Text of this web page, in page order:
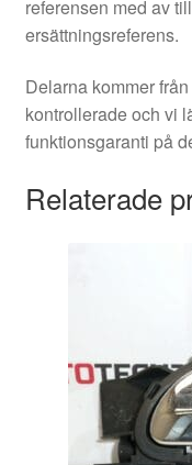
referensen med av
ersättningsreferens.
Delarna kommer
kontrollerade och vi
funktionsgaranti på
Relaterade